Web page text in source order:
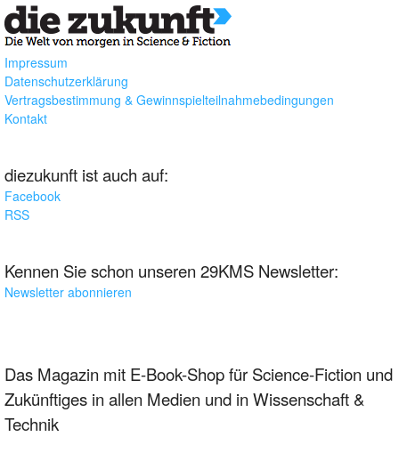
Impressum
Datenschutzerklärung
Vertragsbestimmung & Gewinnspielteilnahmebedingungen
Kontakt
diezukunft ist auch auf:
Facebook
RSS
Kennen Sie schon unseren 29KMS Newsletter:
Newsletter abonnieren
Das Magazin mit E-Book-Shop für Science-Fiction und
Zukünftiges in allen Medien und in Wissenschaft &
Technik